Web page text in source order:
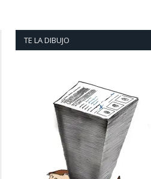
TE LA DIBUJO